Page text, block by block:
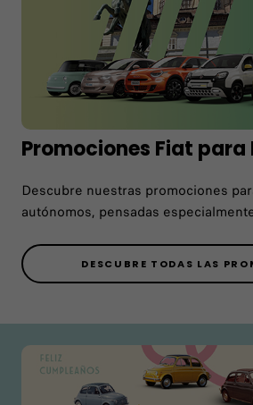
Promociones Fiat para
Descubre nuestras promociones
autónomos, pensadas
DESCUBRE TODAS LAS